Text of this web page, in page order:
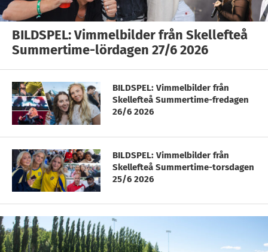
BILDSPEL: Vimmelbilder från Skellefteå
Summertime-lördagen 27/6 2026
BILDSPEL: Vimmelbilder från
Skellefteå Summertime-fredagen
26/6 2026
BILDSPEL: Vimmelbilder från
Skellefteå Summertime-torsdagen
25/6 2026